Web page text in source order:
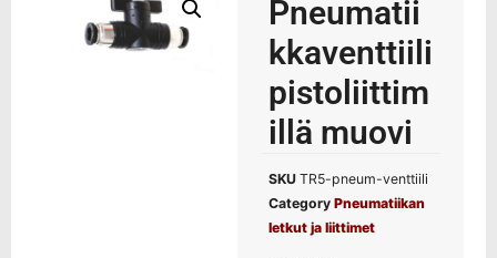
Pneumatii
kkaventtiili
pistoliittim
illä muovi
SKU TR5-pneum-venttiili
Category Pneumatiikan
letkut ja liittimet